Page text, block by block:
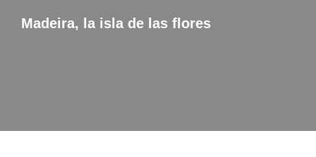
Madeira, la isla de las flores